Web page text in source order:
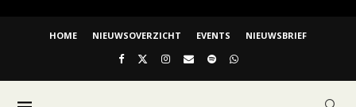
HOME NIEUWSOVERZICHT EVENTS NIEUWSBRIEF